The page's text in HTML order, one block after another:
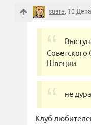
suare, 10
Швеции
не
Клуб